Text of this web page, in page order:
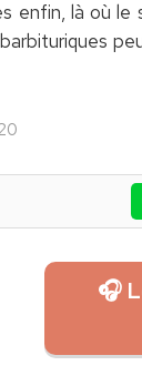
enfin, là où
🎧